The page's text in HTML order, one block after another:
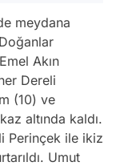
meydana
Akın
Dereli
(10) ve
altında kaldı.
Perinçek ile ikiz
Umut